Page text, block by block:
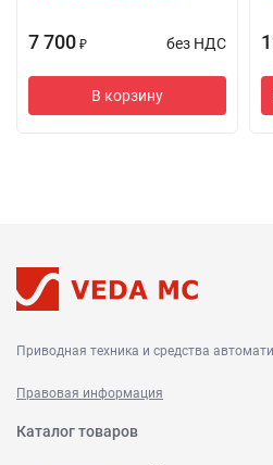
7 700 ₽ без НДС
В корзину
Приводная техника и средства
Правовая информация
Каталог товаров